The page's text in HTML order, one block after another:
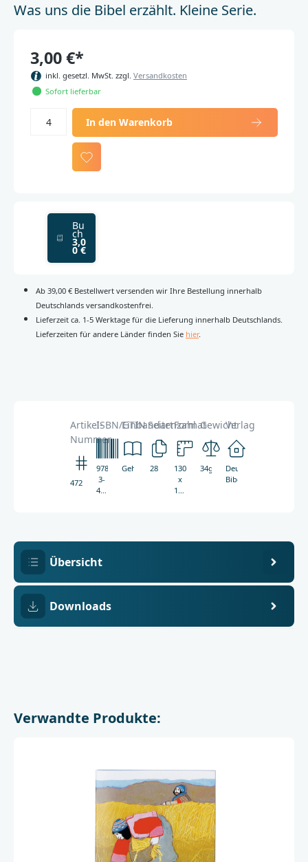
Was uns die Bibel erzählt. Kleine Serie.
3,00 €*
inkl. gesetzl. MwSt. zzgl. Versandkosten
Sofort lieferbar
In den Warenkorb
Bu
ch
3,0
0 €
Ab 39,00 € Bestellwert versenden wir Ihre Bestellung innerhalb
Deutschlands versandkostenfrei.
Lieferzeit ca. 1-5 Werktage für die Lieferung innerhalb Deutschlands.
Lieferzeiten für andere Länder finden Sie hier.
Artikel-
Nummer
4721
ISBN/GTIN
978-
3-
438-
Einbandart
Geheftet
Seitenzahl
28
Format
130
x
130
Gewicht
34g
Verlag
Deutsche
Bibelgesellschaft
Übersicht
Downloads
Verwandte Produkte: